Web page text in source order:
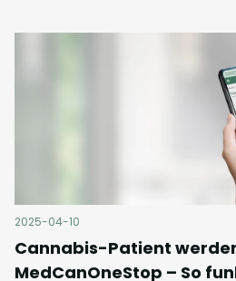
2025-04-10
Cannabis-Patient
MedCanOneStop – So